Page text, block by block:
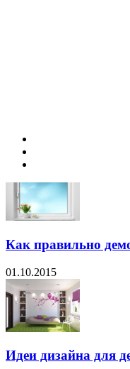
Как правильно
01.10.2015
Идеи дизайна для